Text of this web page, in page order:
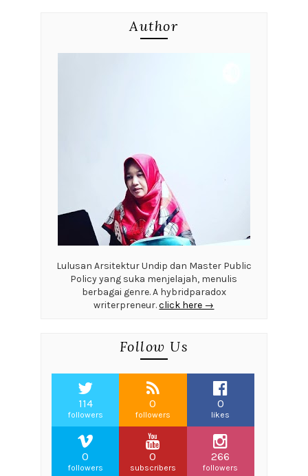
Author
Lulusan Arsitektur Undip dan Master Public
Policy yang suka menjelajah, menulis
berbagai genre. A hybridparadox
writerpreneur.click here →
Follow Us
114
followers
0
followers
0
likes
0
followers
0
subscribers
266
followers